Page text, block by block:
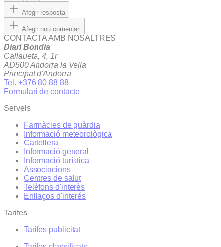
Afegir resposta
Afegir nou comentari
CONTACTA AMB NOSALTRES
Diari Bondia
Callaueta, 4, 1r
AD500 Andorra la Vella
Principat d'Andorra
Tel. +376 80 88 88
Formulari de contacte
Serveis
Farmàcies de guàrdia
Informació meteorològica
Cartellera
Informació general
Informació turística
Associacions
Centres de salut
Telèfons d'interès
Enllaços d'interés
Tarifes
Tarifes publicitat